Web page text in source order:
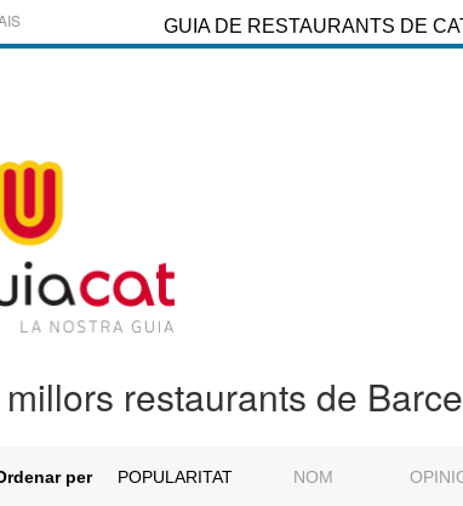
GUIA DE RESTAURANTS DE
restaurants de
per POPULARITAT NOM